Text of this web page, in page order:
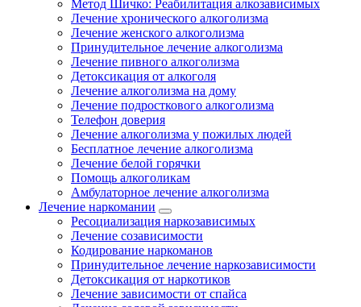
Метод Шичко: Реабилитация алкозависимых
Лечение хронического алкоголизма
Лечение женского алкоголизма
Принудительное лечение алкоголизма
Лечение пивного алкоголизма
Детоксикация от алкоголя
Лечение алкоголизма на дому
Лечение подросткового алкоголизма
Телефон доверия
Лечение алкоголизма у пожилых людей
Бесплатное лечение алкоголизма
Лечение белой горячки
Помощь алкоголикам
Амбулаторное лечение алкоголизма
Лечение наркомании
Ресоциализация наркозависимых
Лечение созависимости
Кодирование наркоманов
Принудительное лечение наркозависимости
Детоксикация от наркотиков
Лечение зависимости от спайса